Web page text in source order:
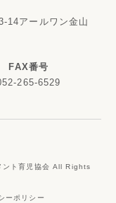
14アールワン金山
FAX番号
265-6529
ント育児協会 All Rights
ーポリシー